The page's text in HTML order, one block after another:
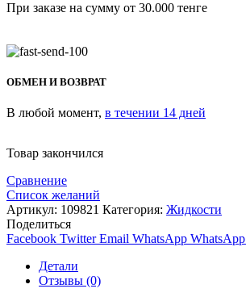
При заказе на сумму от 30.000 тенге
ОБМЕН И ВОЗВРАТ
В любой момент, в течении 14 дней
Товар закончился
Сравнение
Список желаний
Артикул: 109821 Категория: Жидкости
Поделиться
Facebook Twitter Email WhatsApp WhatsApp
Детали
Отзывы (0)